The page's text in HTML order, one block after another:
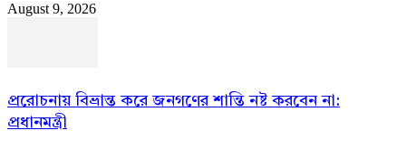
August 9, 2026
প্ররোচনায় বিভ্রান্ত করে জনগণের শান্তি নষ্ট করবেন না:
প্রধানমন্ত্রী